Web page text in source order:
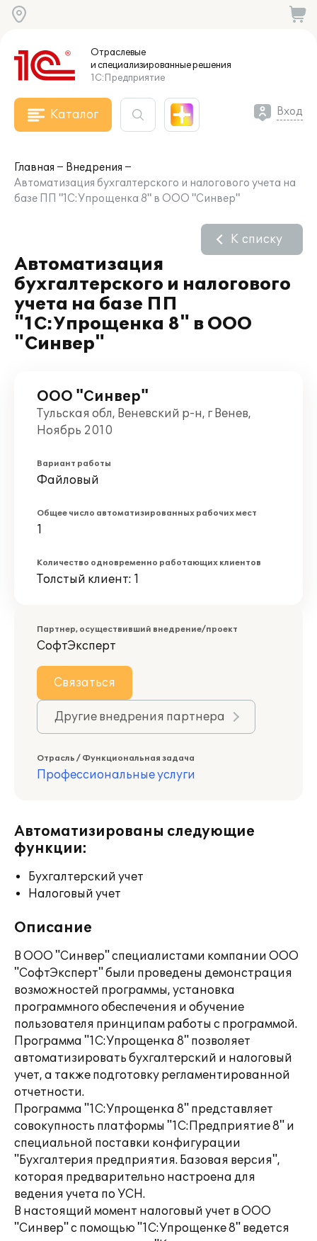
Отраслевые
и специализированныерешения
1С:Предприятие
Каталог Вход
Главная
Внедрения
Автоматизация бухгалтерского и налогового учета на
базе ПП "1С:Упрощенка 8" в ООО "Синвер"
Автоматизация
бухгалтерского и налогового
учета на базе ПП
"1С:Упрощенка 8" в ООО
"Синвер"
К списку
ООО "Синвер"
Тульская обл, Веневский р-н, г Венев,
Ноябрь 2010
Вариант работы
Файловый
Общее число автоматизированных рабочих мест
1
Количество одновременно работающих клиентов
Толстый клиент: 1
Партнер, осуществивший внедрение/проект
СофтЭксперт
Связаться
Другие внедрения партнера
Отрасль / Функциональная задача
Профессиональные услуги
Автоматизированы следующие
функции:
Бухгалтерский учет
Налоговый учет
Описание
В ООО "Синвер" специалистами компании ООО
"СофтЭксперт" были проведены демонстрация
возможностей программы, установка
программного обеспечения и обучение
пользователя принципам работы с программой.
Программа "1С:Упрощенка 8" позволяет
автоматизировать бухгалтерский и налоговый
учет, а также подготовку регламентированной
отчетности.
Программа "1С:Упрощенка 8" представляет
совокупность платформы "1С:Предприятие 8" и
специальной поставки конфигурации
"Бухгалтерия предприятия. Базовая версия",
которая предварительно настроена для
ведения учета по УСН.
В настоящий момент налоговый учет в ООО
"Синвер" с помощью "1С:Упрощенке 8" ведется